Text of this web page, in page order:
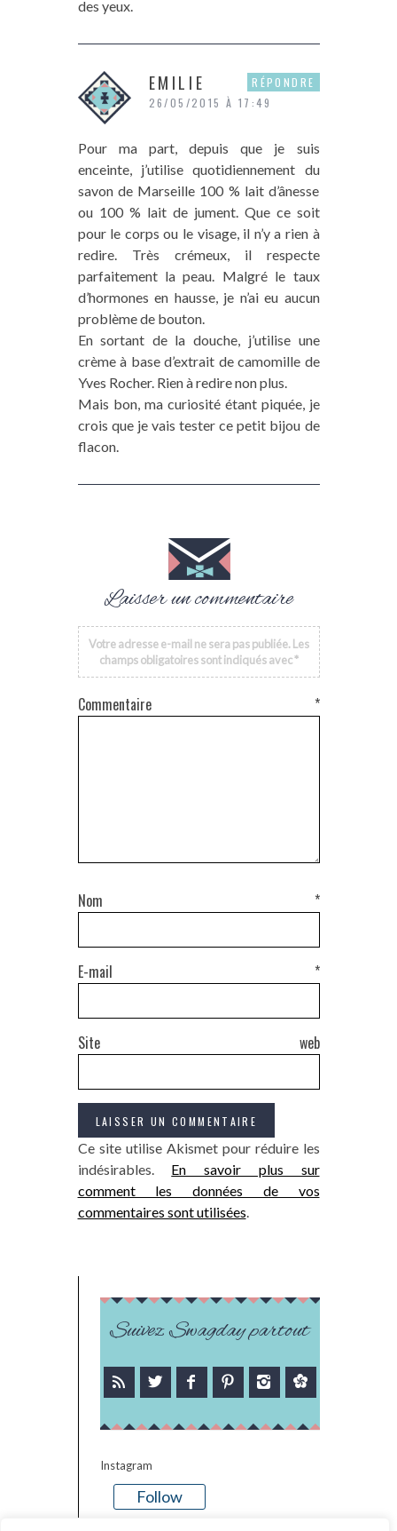
des yeux.
EMILIE
26/05/2015 À 17:49
Pour ma part, depuis que je suis
enceinte, j’utilise quotidiennement du
savon de Marseille 100 % lait d’ânesse
ou 100 % lait de jument. Que ce soit
pour le corps ou le visage, il n’y a rien à
redire. Très crémeux, il respecte
parfaitement la peau. Malgré le taux
d’hormones en hausse, je n’ai eu aucun
problème de bouton.
En sortant de la douche, j’utilise une
crème à base d’extrait de camomille de
Yves Rocher. Rien à redire non plus.
Mais bon, ma curiosité étant piquée, je
crois que je vais tester ce petit bijou de
flacon.
RÉPONDRE
Laisser un commentaire
Votre adresse e-mail ne sera pas publiée. Les
champs obligatoires sont indiqués avec*
Commentaire *
Nom *
E-mail *
Site web
Ce site utilise Akismet pour réduire les
indésirables. En savoir plus sur
comment les données de vos
commentaires sont utilisées.
Suivez Swagday partout
Instagram
Follow